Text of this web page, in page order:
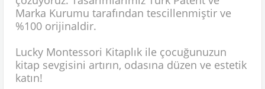
Marka Kurumu tarafından tescillenmiştir ve
%100 orijinaldir.
Lucky Montessori Kitaplık ile çocuğunuzun
kitap sevgisini artırın, odasına düzen ve estetik
katın!